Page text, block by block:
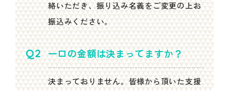
絡いただき、振り込み名義をご変更の上お
振込みください。
一口の金額は決まってますか？
決まっておりません。皆様から頂いた支援